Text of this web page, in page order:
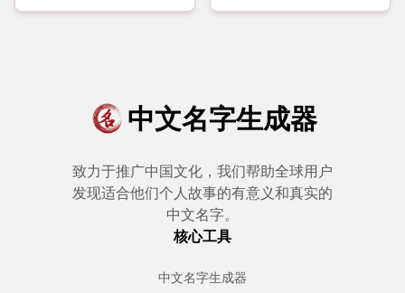
中文名字生成器
致力于推广中国文化，我们帮助全球用户
发现适合他们个人故事的有意义和真实的
中文名字。
核心工具
中文名字生成器